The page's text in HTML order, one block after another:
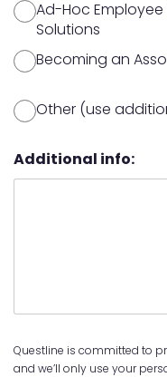
Ad-Hoc
Solutions
Becoming an
Other (use
Additional info:
Questline is committed to
and we’ll only use your